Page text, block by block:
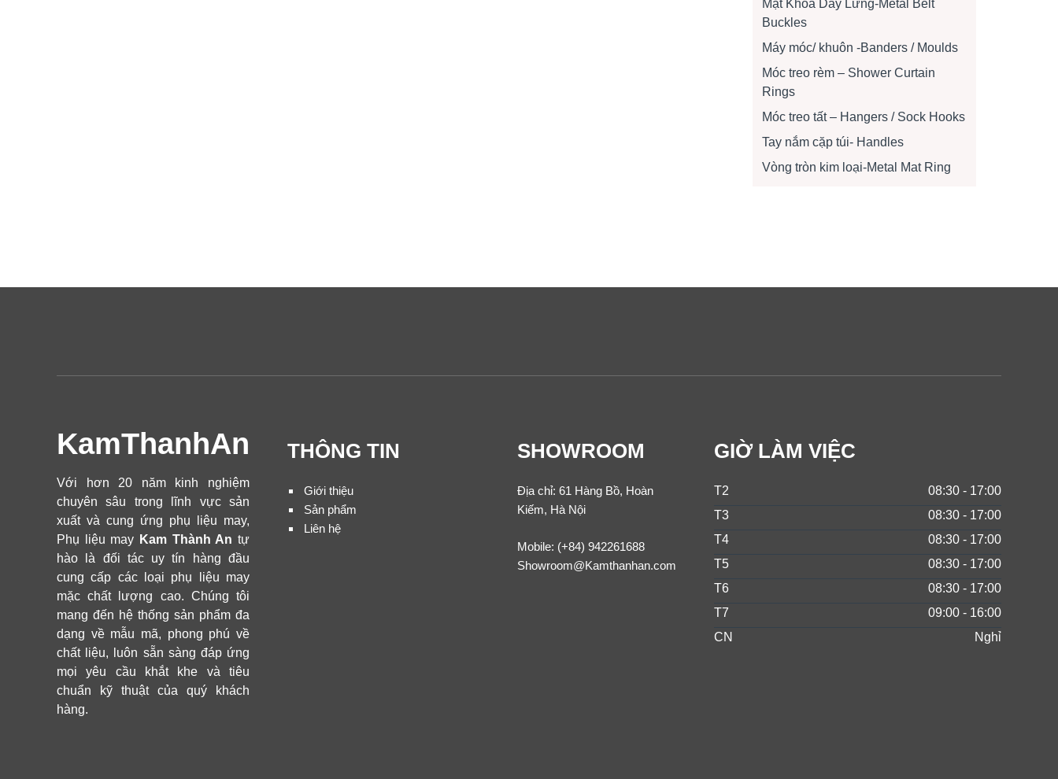
Mặt Khóa Dây Lưng-Metal Belt
Buckles
Máy móc/ khuôn -Banders / Moulds
Móc treo rèm – Shower Curtain
Rings
Móc treo tất – Hangers / Sock Hooks
Tay nắm cặp túi- Handles
Vòng tròn kim loại-Metal Mat Ring
KamThanhAn
Với hơn 20 năm kinh nghiệm
chuyên sâu trong lĩnh vực sản
xuất và cung ứng phụ liệu may,
Phụ liệu may Kam Thành An tự
hào là đối tác uy tín hàng đầu
cung cấp các loại phụ liệu may
mặc chất lượng cao. Chúng tôi
mang đến hệ thống sản phẩm đa
dạng về mẫu mã, phong phú về
chất liệu, luôn sẵn sàng đáp ứng
mọi yêu cầu khắt khe và tiêu
chuẩn kỹ thuật của quý khách
hàng.
THÔNG TIN
Giới thiệu
Sản phẩm
Liên hệ
SHOWROOM
Địa chỉ: 61 Hàng Bồ, Hoàn
Kiếm, Hà Nội
Mobile: (+84) 942261688
Showroom@Kamthanhan.com
GIỜ LÀM VIỆC
T2
08:30 - 17:00
T3
08:30 - 17:00
T4
08:30 - 17:00
T5
08:30 - 17:00
T6
08:30 - 17:00
T7
09:00 - 16:00
CN
Nghỉ